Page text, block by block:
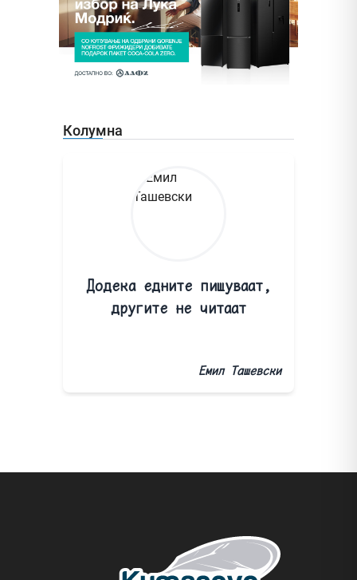
Колумна
Додека едните пишуваат,
другите не читаат
Емил Ташевски